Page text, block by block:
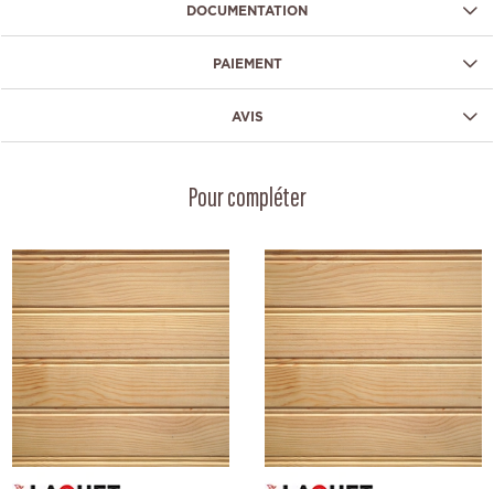
DOCUMENTATION
PAIEMENT
AVIS
Pour compléter